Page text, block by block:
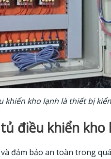
khiển kho lạnh là thiết bị
điều khiển kho
đảm bảo an toàn trong